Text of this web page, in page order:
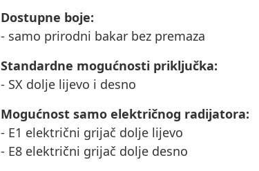
Dostupne boje:
- samo prirodni bakar bez premaza
Standardne mogućnosti priključka:
- SX dolje lijevo i desno
Mogućnost samo električnog radijatora:
- E1 električni grijač dolje lijevo
- E8 električni grijač dolje desno